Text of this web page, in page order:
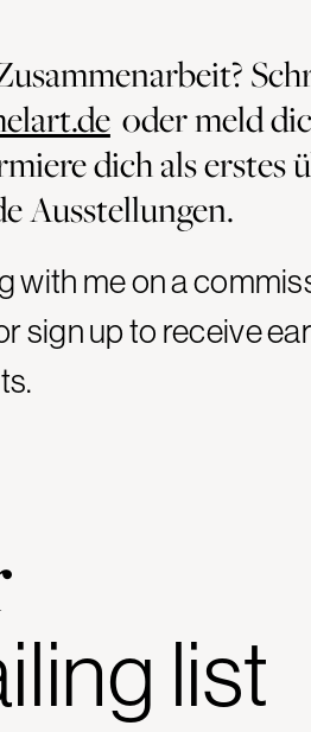
oder meld
dich als erstes
Ausstellungen.
with me on a
sign up to receive
list